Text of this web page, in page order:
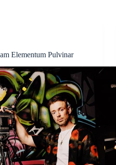
Elementum Pulvinar